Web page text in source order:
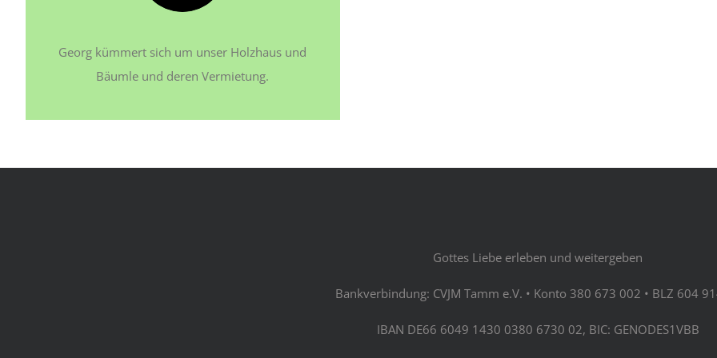
Georg kümmert sich um unser Holzhaus und
Bäumle und deren Vermietung.
Gottes Liebe erleben und weitergeben
Bankverbindung: CVJM Tamm e.V. • Konto 380 673 002 • BLZ 604
IBAN DE66 6049 1430 0380 6730 02, BIC: GENODES1VBB